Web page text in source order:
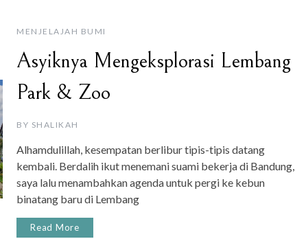
MENJELAJAH BUMI
Asyiknya Mengeksplorasi Lembang
Park & Zoo
BY SHALIKAH
Alhamdulillah, kesempatan berlibur tipis-tipis datang
kembali. Berdalih ikut menemani suami bekerja di Bandung,
saya lalu menambahkan agenda untuk pergi ke kebun
binatang baru di Lembang
Read More